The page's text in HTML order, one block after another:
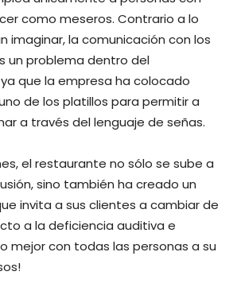
como meseros. Contrario a lo
imaginar, la comunicación con los
un problema dentro del
que la empresa ha colocado
de los platillos para permitir a
a través del lenguaje de señas.
el restaurante no sólo se sube a
sino también ha creado un
invita a sus clientes a cambiar de
a la deficiencia auditiva e
mejor con todas las personas a su